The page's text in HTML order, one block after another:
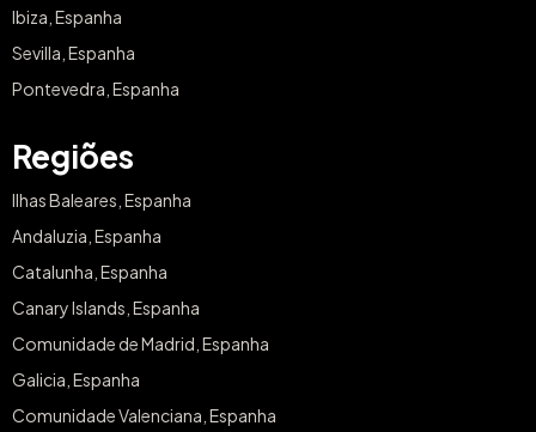
Ibiza, Espanha
Sevilla, Espanha
Pontevedra, Espanha
Regiões
Ilhas Baleares, Espanha
Andaluzia, Espanha
Catalunha, Espanha
Canary Islands, Espanha
Comunidade de Madrid, Espanha
Galicia, Espanha
Comunidade Valenciana, Espanha